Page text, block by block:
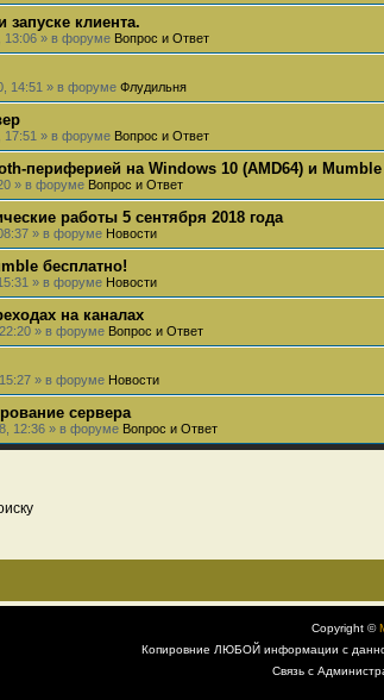
запуске клиента.
13:06 » в форуме Вопрос и Ответ
14:51 » в форуме Флудильня
17:51 » в форуме Вопрос и Ответ
периферией на Windows 10 (AMD64) и Mumble
» в форуме Вопрос и Ответ
работы 5 сентября 2018 года
» в форуме Новости
бесплатно!
» в форуме Новости
на каналах
» в форуме Вопрос и Ответ
» в форуме Новости
сервера
12:36 » в форуме Вопрос и Ответ
Copyright ©
Копировние ЛЮБОЙ информации с
Связь с